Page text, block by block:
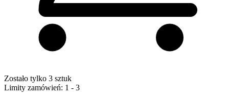
Zostało tylko 3 sztuk
Limity zamówień: 1 - 3